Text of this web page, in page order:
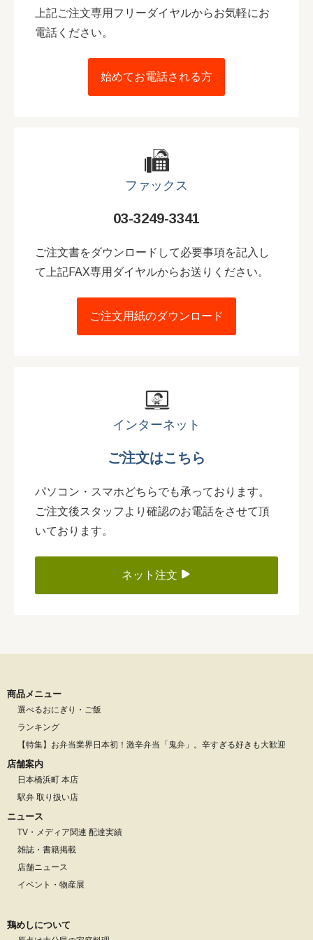
上記ご注文専用フリーダイヤルからお気軽にお
電話ください。
始めてお電話される方
ファックス
03-3249-3341
ご注文書をダウンロードして必要事項を記入し
て上記FAX専用ダイヤルからお送りください。
ご注文用紙のダウンロード
インターネット
ご注文はこちら
パソコン・スマホどちらでも承っております。
ご注文後スタッフより確認のお電話をさせて頂
いております。
ネット注文
商品メニュー
選べるおにぎり・ご飯
ランキング
【特集】お弁当業界日本初！激辛弁当「鬼弁」。辛すぎる好きも大歓迎
店舗案内
日本橋浜町 本店
駅弁 取り扱い店
ニュース
TV・メディア関連 配達実績
雑誌・書籍掲載
店舗ニュース
イベント・物産展
鶏めしについて